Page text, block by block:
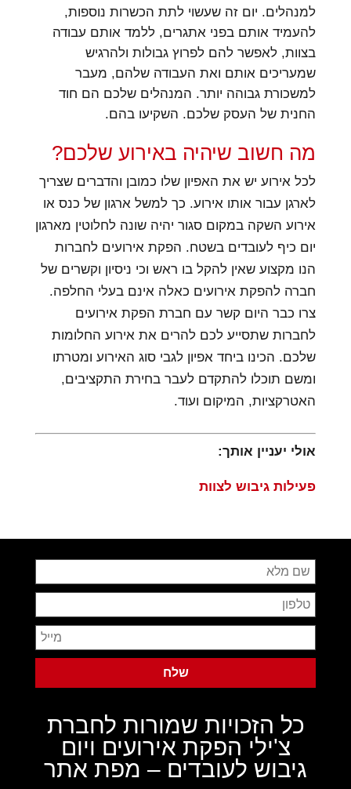
למנהלים. יום זה שעשוי לתת הכשרות נוספות,
להעמיד אותם בפני אתגרים, ללמד אותם עבודה
בצוות, לאפשר להם לפרוץ גבולות ולהרגיש
שמעריכים אותם ואת העבודה שלהם, מעבר
למשכורת גבוהה יותר. המנהלים שלכם הם חוד
החנית של העסק שלכם. השקיעו בהם.
מה חשוב שיהיה באירוע שלכם?
לכל אירוע יש את האפיון שלו כמובן והדברים שצריך
לארגן עבור אותו אירוע. כך למשל ארגון של כנס או
אירוע השקה במקום סגור יהיה שונה לחלוטין מארגון
יום כיף לעובדים בשטח. הפקת אירועים לחברות
הנו מקצוע שאין להקל בו ראש וכי ניסיון וקשרים של
חברה להפקת אירועים כאלה אינם בעלי החלפה.
צרו כבר היום קשר עם חברת הפקת אירועים
לחברות שתסייע לכם להרים את אירוע החלומות
שלכם. הכינו ביחד אפיון לגבי סוג האירוע ומטרתו
ומשם תוכלו להתקדם לעבר בחירת התקציבים,
האטרקציות, המיקום ועוד.
אולי יעניין אותך:
פעילות גיבוש לצוות
כל הזכויות שמורות לחברת
צ'ילי הפקת אירועים ויום
גיבוש לעובדים – מפת אתר